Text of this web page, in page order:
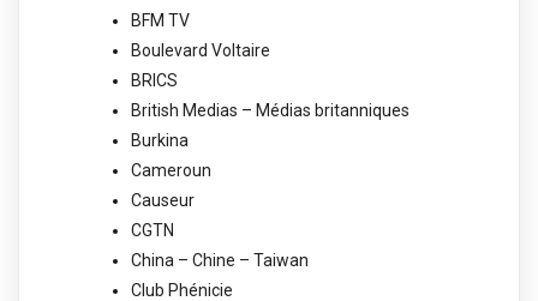
BFM TV
Boulevard Voltaire
BRICS
British Medias – Médias britanniques
Burkina
Cameroun
Causeur
CGTN
China – Chine – Taiwan
Club Phénicie